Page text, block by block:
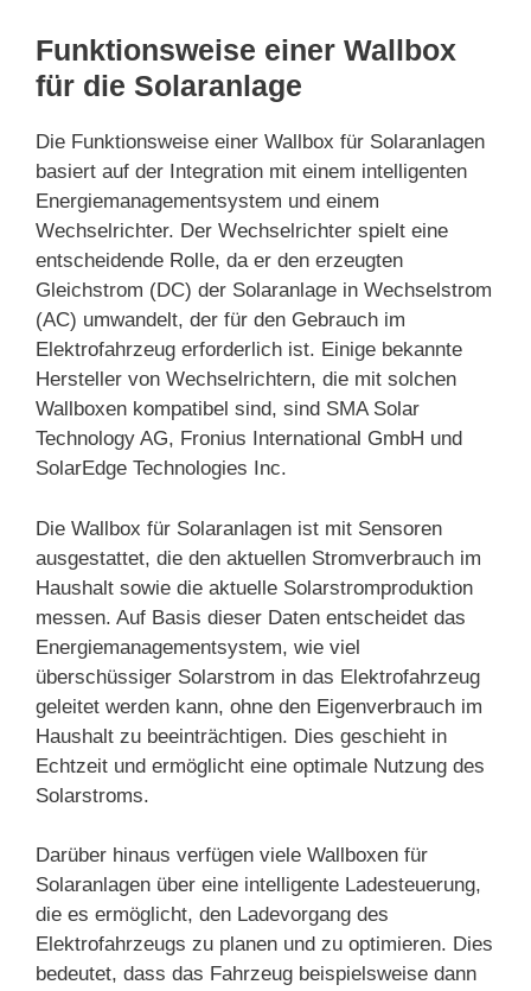
Funktionsweise einer Wallbox
für die Solaranlage
Die Funktionsweise einer Wallbox für Solaranlagen
basiert auf der Integration mit einem intelligenten
Energiemanagementsystem und einem
Wechselrichter. Der Wechselrichter spielt eine
entscheidende Rolle, da er den erzeugten
Gleichstrom (DC) der Solaranlage in Wechselstrom
(AC) umwandelt, der für den Gebrauch im
Elektrofahrzeug erforderlich ist. Einige bekannte
Hersteller von Wechselrichtern, die mit solchen
Wallboxen kompatibel sind, sind SMA Solar
Technology AG, Fronius International GmbH und
SolarEdge Technologies Inc.
Die Wallbox für Solaranlagen ist mit Sensoren
ausgestattet, die den aktuellen Stromverbrauch im
Haushalt sowie die aktuelle Solarstromproduktion
messen. Auf Basis dieser Daten entscheidet das
Energiemanagementsystem, wie viel
überschüssiger Solarstrom in das Elektrofahrzeug
geleitet werden kann, ohne den Eigenverbrauch im
Haushalt zu beeinträchtigen. Dies geschieht in
Echtzeit und ermöglicht eine optimale Nutzung des
Solarstroms.
Darüber hinaus verfügen viele Wallboxen für
Solaranlagen über eine intelligente Ladesteuerung,
die es ermöglicht, den Ladevorgang des
Elektrofahrzeugs zu planen und zu optimieren. Dies
bedeutet, dass das Fahrzeug beispielsweise dann